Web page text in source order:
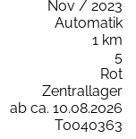
Nov / 2023
Automatik
1 km
5
Rot
Zentrallager
ab ca. 10.08.2026
T0040363